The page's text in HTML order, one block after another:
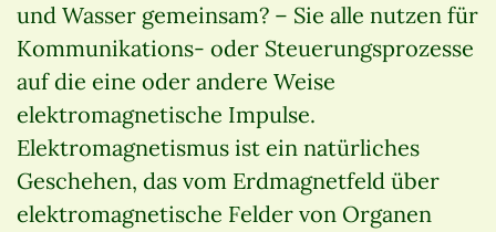
und Wasser gemeinsam? – Sie alle nutzen für
Kommunikations- oder Steuerungsprozesse
auf die eine oder andere Weise
elektromagnetische Impulse.
Elektromagnetismus ist ein natürliches
Geschehen, das vom Erdmagnetfeld über
elektromagnetische Felder von Organen